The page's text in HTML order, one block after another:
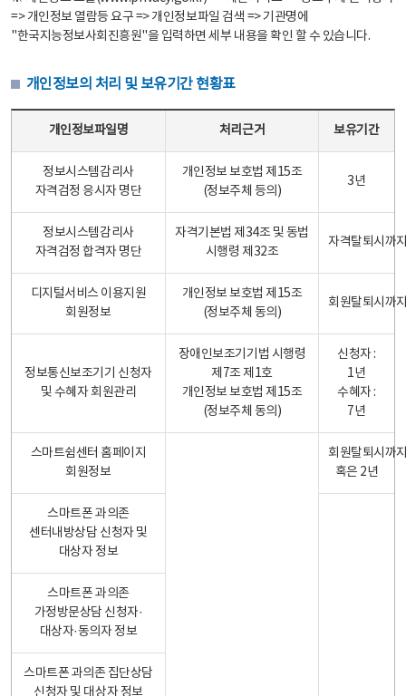
=> 개인정보 열람등 요구 => 개인정보파일 검색 => 기관명에
"한국지능정보사회진흥원"을 입력하면 세부 내용을 확인 할 수 있습니다.
개인정보의 처리 및 보유기간 현황표
개인정보파일명 처리근거 보유기간
정보시스템감리사
자격검정 응시자 명단
개인정보 보호법 제15조
(정보주체 등의)
3년
정보시스템감리사
자격검정 합격자 명단
자격기본법 제34조 및 동법
시행령 제32조
자격탈퇴시까
디지털서비스 이용지원
회원정보
개인정보 보호법 제15조
(정보주체 동의)
회원탈퇴시까
정보통신보조기기 신청자
및 수혜자 회원관리
장애인보조기기법 시행령
제7조 제1호
개인정보 보호법 제15조
(정보주체 동의)
신청자 :
1년
수혜자 :
7년
스마트쉼센터 홈페이지
회원정보
회원탈퇴시까
혹은 2년
스마트폰 과의존
센터내방상담 신청자 및
대상자 정보
스마트폰 과의존
가정방문상담 신청자·
대상자·동의자 정보
스마트폰 과의존 집단상담
신청자 및 대상자 정보